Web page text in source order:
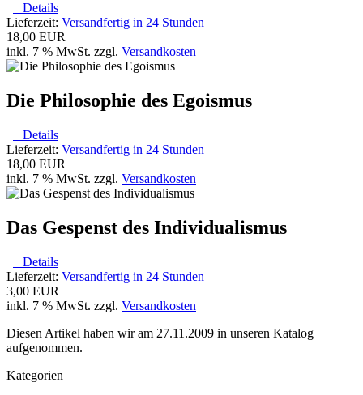
Details
Lieferzeit: Versandfertig in 24 Stunden
18,00 EUR
inkl. 7 % MwSt. zzgl. Versandkosten
Die Philosophie des Egoismus
Details
Lieferzeit: Versandfertig in 24 Stunden
18,00 EUR
inkl. 7 % MwSt. zzgl. Versandkosten
Das Gespenst des Individualismus
Details
Lieferzeit: Versandfertig in 24 Stunden
3,00 EUR
inkl. 7 % MwSt. zzgl. Versandkosten
Diesen Artikel haben wir am 27.11.2009 in unseren Katalog
aufgenommen.
Kategorien